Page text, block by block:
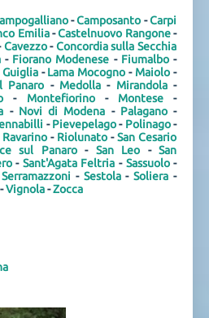
-Camposanto -Carpi
Emilia-Castelnuovo Rangone-
Cavezzo-Concordia sulla Secchia
- Fiorano Modenese - Fiumalbo-
Guiglia-Lama Mocogno - Maiolo -
Panaro - Medolla - Mirandola-
- Montefiorino- Montese-
- Novi di Modena - Palagano-
-Pievepelago- Polinago-
Ravarino - Riolunato -San Cesario
sul Panaro- San Leo -San
- Sant'Agata Feltria - Sassuolo-
Serramazzoni - Sestola-Soliera -
-Vignola-Zocca